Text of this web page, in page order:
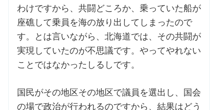
わけですから、共闘どころか、乗っていた船が
座礁して乗員を海の放り出してしまったので
す。とは言いながら、北海道では、その共闘が
実現していたのが不思議です。やってやれない
ことではなかったしるしです。
国民がその地区その地区で議員を選出し、国会
の場で政治が行われるのですから、結果はどう